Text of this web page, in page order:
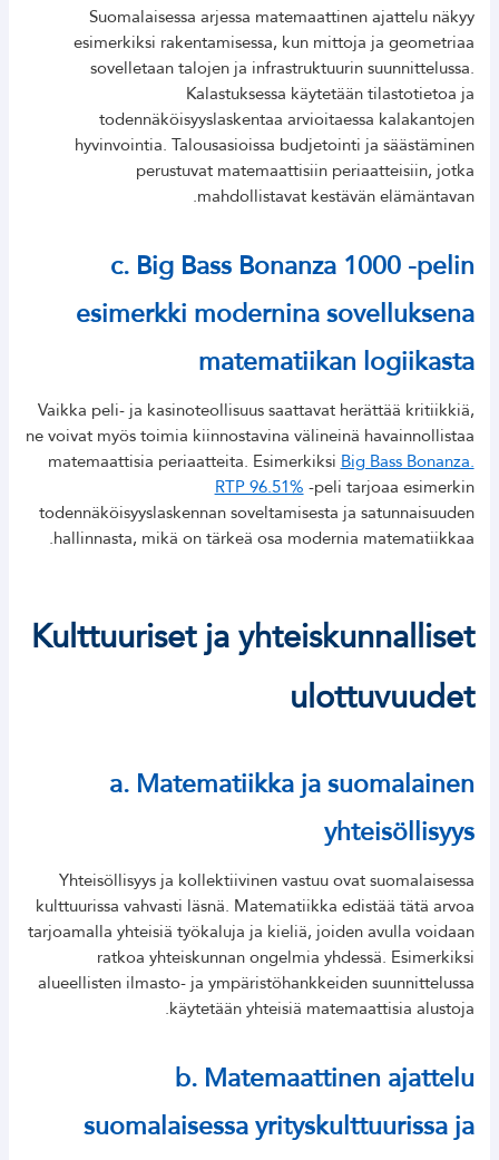
Suomalaisessa arjessa matemaattinen ajattelu näkyy
esimerkiksi rakentamisessa, kun mittoja ja geometriaa
sovelletaan talojen ja infrastruktuurin suunnittelussa.
Kalastuksessa käytetään tilastotietoa ja
todennäköisyyslaskentaa arvioitaessa kalakantojen
hyvinvointia. Talousasioissa budjetointi ja säästäminen
perustuvat matemaattisiin periaatteisiin, jotka
mahdollistavat kestävän elämäntavan.
c. Big Bass Bonanza 1000 -pelin
esimerkki modernina sovelluksena
matematiikan logiikasta
Vaikka peli- ja kasinoteollisuus saattavat herättää kritiikkiä,
ne voivat myös toimia kiinnostavina välineinä havainnollistaa
matemaattisia periaatteita. EsimerkiksiBig Bass Bonanza.
RTP 96.51%-peli tarjoaa esimerkin
todennäköisyyslaskennan soveltamisesta ja satunnaisuuden
hallinnasta, mikä on tärkeä osa modernia matematiikkaa.
Kulttuuriset ja yhteiskunnalliset
ulottuvuudet
a. Matematiikka ja suomalainen
yhteisöllisyys
Yhteisöllisyys ja kollektiivinen vastuu ovat suomalaisessa
kulttuurissa vahvasti läsnä. Matematiikka edistää tätä arvoa
tarjoamalla yhteisiä työkaluja ja kieliä, joiden avulla voidaan
ratkoa yhteiskunnan ongelmia yhdessä. Esimerkiksi
alueellisten ilmasto- ja ympäristöhankkeiden suunnittelussa
käytetään yhteisiä matemaattisia alustoja.
b. Matemaattinen ajattelu
suomalaisessa yrityskulttuurissa ja